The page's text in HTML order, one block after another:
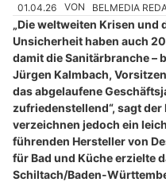
01.04.26 VON BELMEDIA
„Die weltweiten Krisen
Unsicherheit haben auch
damit die Sanitärbranche –
Jürgen Kalmbach,
das abgelaufene
zufriedenstellend“, sagt der
verzeichnen jedoch ein
führenden Hersteller von
für Bad und Küche erzielte
Schiltach/Baden-